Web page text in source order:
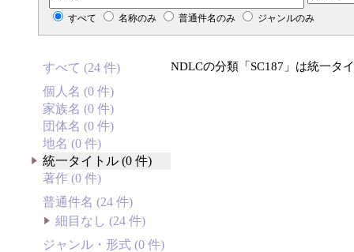
すべて 名称のみ 普通件名のみ ジャンルのみ
すべて (24 件)
個人名 (0 件)
家族名 (0 件)
団体名 (0 件)
地名 (0 件)
統一タイトル (0 件)
著作 (0 件)
普通件名 (24 件)
細目なし (24 件)
ジャンル・形式 (0 件)
NDLCの分類「SC187」は統一タ